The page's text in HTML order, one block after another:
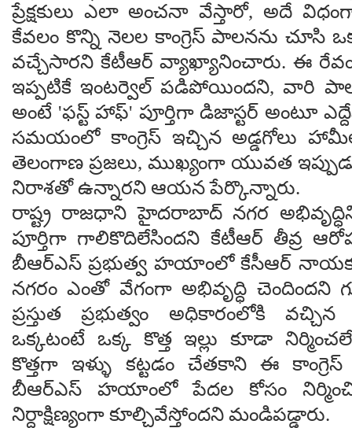
ప్రేక్షకులు ఎలా అంచనా వేస్తారో, అదే
కేవలం కొన్ని నెలల కాంగ్రెస్ పాలనను చూసి ఒక
వచ్చేసారని కేటీఆర్ వ్యాఖ్యానించారు. ఈ
ఇప్పటికే ఇంటర్వెల్ పడిపోయిందని, వారి
అంటే 'ఫస్ట్ హాఫ్' పూర్తిగా డిజాస్టర్ అంటూ
సమయంలో కాంగ్రెస్ ఇచ్చిన అడ్డగోలు
తెలంగాణ ప్రజలు, ముఖ్యంగా యువత
నిరాశతో ఉన్నారని ఆయన పేర్కొన్నారు.
రాష్ట్ర రాజధాని హైదరాబాద్ నగర అభివృద్ధిని
పూర్తిగా గాలికొదిలేసిందని కేటీఆర్ తీవ్ర
బీఆర్ఎస్ ప్రభుత్వ హయాంలో కేసీఆర్
నగరం ఎంతో వేగంగా అభివృద్ధి చెందిందని
ప్రస్తుత ప్రభుత్వం అధికారంలోకి
ఒక్కటంటే ఒక్క కొత్త ఇల్లు కూడా
కొత్తగా ఇళ్ళు కట్టడం చేతకాని ఈ కాంగ్రెస్
బీఆర్ఎస్ హయాంలో పేదల కోసం
నిర్దాక్షిణ్యంగా కూల్చివేస్తోందని మండిపడ్డారు.